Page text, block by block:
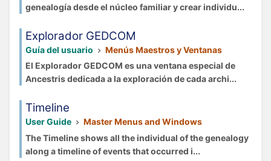
genealogía desde el núcleo familiar y crear individu...
Explorador GEDCOM
Guía del usuario
Menús Maestros y Ventanas
El Explorador GEDCOM es una ventana especial de
Ancestris dedicada a la exploración de cada archi...
Timeline
User Guide
Master Menus and Windows
The Timeline shows all the individual of the genealogy
along a timeline of events that occurred i...